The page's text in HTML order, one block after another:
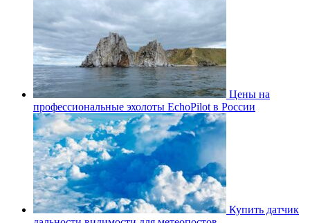
Цены на
профессиональные эхолоты EchoPilot в России
Купить датчик